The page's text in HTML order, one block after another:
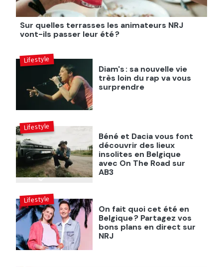
Sur quelles terrasses les animateurs NRJ
vont-ils passer leur été ?
Diam's : sa nouvelle vie
très loin du rap va vous
surprendre
Lifestyle
Béné et Dacia vous font
découvrir des lieux
insolites en Belgique
avec On The Road sur
AB3
Lifestyle
On fait quoi cet été en
Belgique ? Partagez vos
bons plans en direct sur
NRJ
Lifestyle